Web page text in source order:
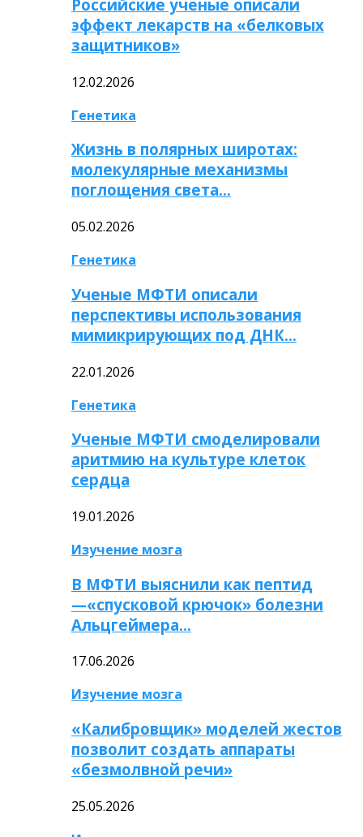
Российские ученые описали
эффект лекарств на «белковых
защитников»
12.02.2026
Генетика
Жизнь в полярных широтах:
молекулярные механизмы
поглощения света…
05.02.2026
Генетика
Ученые МФТИ описали
перспективы использования
мимикрирующих под ДНК…
22.01.2026
Генетика
Ученые МФТИ смоделировали
аритмию на культуре клеток
сердца
19.01.2026
Изучение мозга
В МФТИ выяснили как пептид
—«спусковой крючок» болезни
Альцгеймера…
17.06.2026
Изучение мозга
«Калибровщик» моделей жестов
позволит создать аппараты
«безмолвной речи»
25.05.2026